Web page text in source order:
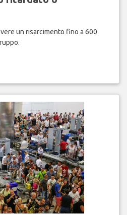
un risarcimento fino a 600